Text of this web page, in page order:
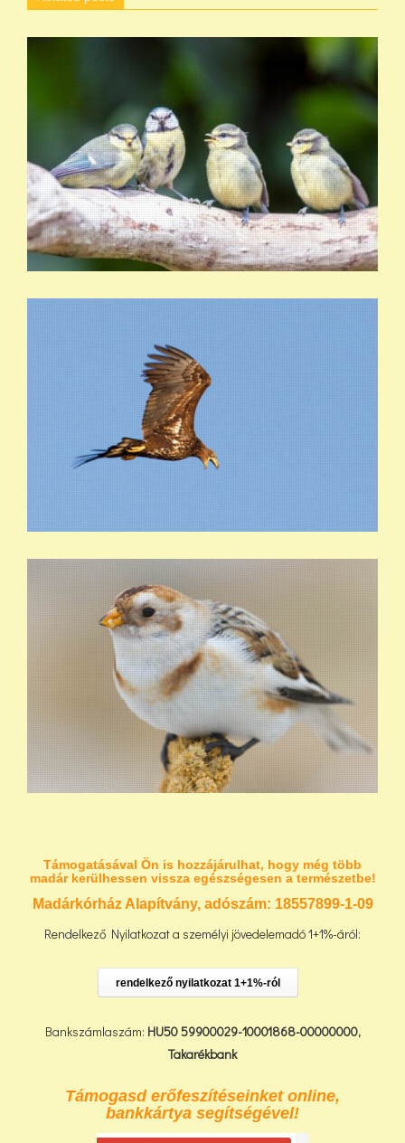
Támogatásával Ön is hozzájárulhat, hogy még több
madár kerülhessen vissza egészségesen a természetbe!
Madárkórház Alapítvány, adószám: 18557899-1-09
Rendelkező Nyilatkozat a személyi jövedelemadó 1+1%-áról:
rendelkező nyilatkozat 1+1%-ról
Bankszámlaszám: HU50 59900029-10001868-00000000,
Takarékbank
Támogasd erőfeszítéseinket online,
bankkártya segítségével!